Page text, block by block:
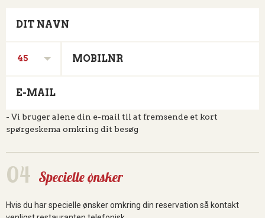
45
- Vi bruger alene din e-mail til at fremsende et kort
spørgeskema omkring dit besøg
Specielle ønsker
Hvis du har specielle ønsker omkring din reservation så kontakt